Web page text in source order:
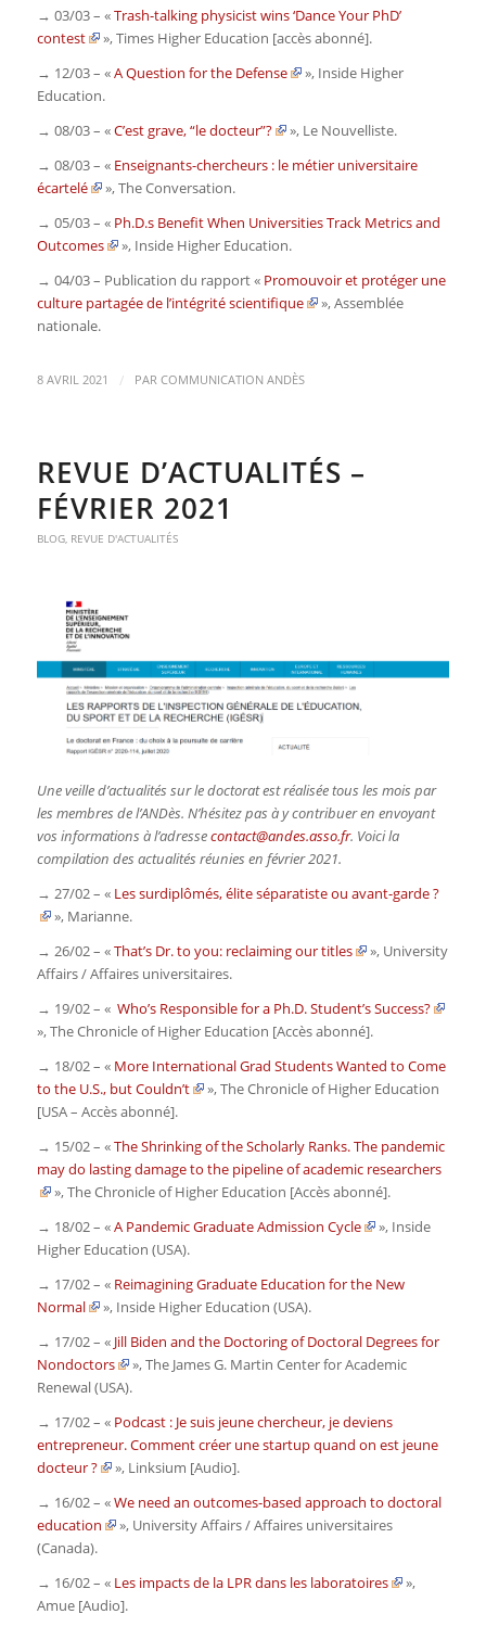
→ 03/03 – «Trash-talking physicist wins ‘Dance Your PhD’
contest
»,Times Higher Education [accès abonné].
→ 12/03 – «A Question for the Defense », Inside Higher
Education.
→ 08/03 – «C’est grave, “le docteur”? », Le Nouvelliste.
→ 08/03 – « Enseignants-chercheurs : le métier universitaire
écartelé
»,The Conversation.
→ 05/03 – « Ph.D.s Benefit When Universities Track Metrics and
Outcomes
», Inside Higher Education.
→ 04/03 – Publication du rapport « Promouvoir et protéger une
culture partagée de l’intégrité scientifique
»,Assemblée
nationale.
8 AVRIL 2021 / PAR COMMUNICATION ANDÈS
REVUE D’ACTUALITÉS –
FÉVRIER 2021
BLOG, REVUE D'ACTUALITÉS
Une veille d’actualités sur le doctorat est réalisée tous les mois par
les membres de l’ANDès. N’hésitez pas à y contribuer en envoyant
vos informations à l’adressecontact@andes.asso.fr. Voici la
compilation des actualités réunies en février 2021.
→ 27/02 – « Les surdiplômés, élite séparatiste ou avant-garde ?
», Marianne.
→ 26/02 – «That’s Dr. to you: reclaiming our titles », University
Affairs / Affaires universitaires.
→ 19/02 – « Who’s Responsible for a Ph.D. Student’s Success?
»,The Chronicle of Higher Education [Accès abonné].
→ 18/02 – « More International Grad Students Wanted to Come
to the U.S., but Couldn’t
»,The Chronicle of Higher Education
[USA – Accès abonné].
→ 15/02 – «The Shrinking of the Scholarly Ranks. The pandemic
may do lasting damage to the pipeline of academic researchers
»,The Chronicle of Higher Education [Accès abonné].
→ 18/02 – «A Pandemic Graduate Admission Cycle », Inside
Higher Education (USA).
→ 17/02 – « Reimagining Graduate Education for the New
Normal
», Inside Higher Education(USA).
→ 17/02 – « Jill Biden and the Doctoring of Doctoral Degrees for
Nondoctors
»,The James G. Martin Center for Academic
Renewal(USA).
→ 17/02 – « Podcast : Je suis jeune chercheur, je deviens
entrepreneur. Comment créer une startup quand on est jeune
docteur ?
», Linksium [Audio].
→ 16/02 – «We need an outcomes-based approach to doctoral
education
», University Affairs / Affaires universitaires
(Canada).
→ 16/02 – «Les impacts de la LPR dans les laboratoires
»,
Amue [Audio].